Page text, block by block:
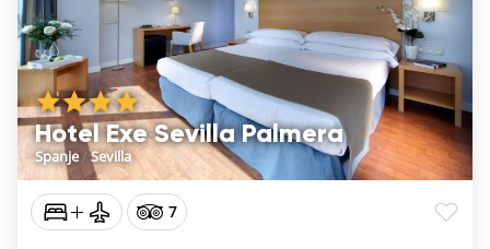
Hotel Exe Sevilla Palmera
Spanje/Sevilla
7